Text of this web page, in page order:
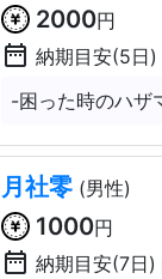
2000円
date_range 納期目安(5日)
-困った時のハザ
月社零 (男性)
1000円
date_range 納期目安(7日)